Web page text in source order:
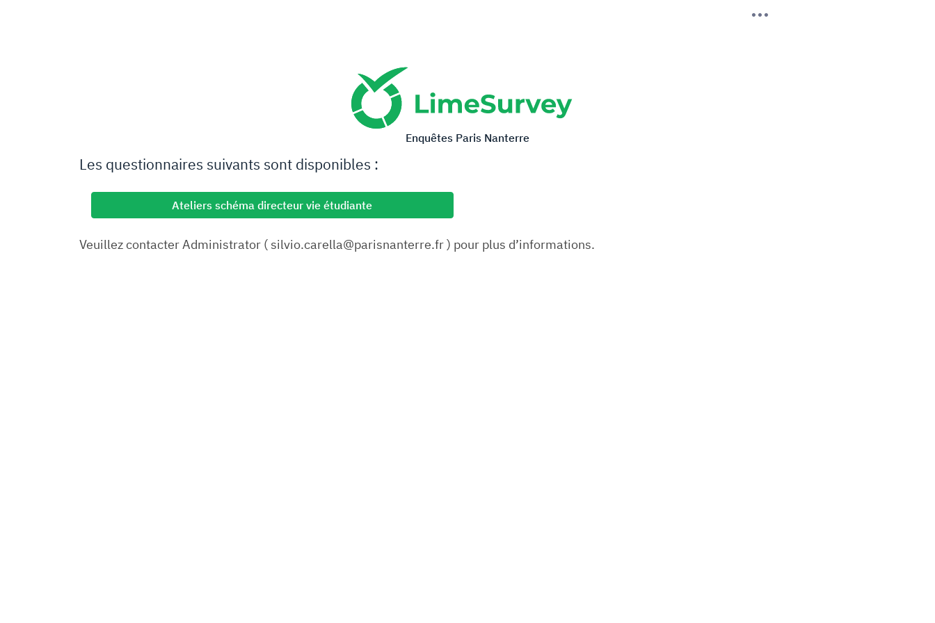
Enquêtes Paris Nanterre
Les questionnaires suivants sont disponibles :
Ateliers schéma directeur vie étudiante
Veuillez contacter Administrator ( silvio.carella@parisnanterre.fr ) pour plus d’informations.